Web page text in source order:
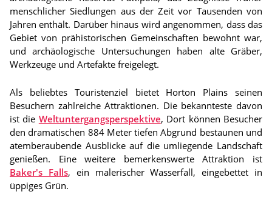
menschlicher Siedlungen aus der Zeit vor Tausenden von
Jahren enthält. Darüber hinaus wird angenommen, dass das
Gebiet von prähistorischen Gemeinschaften bewohnt war,
und archäologische Untersuchungen haben alte Gräber,
Werkzeuge und Artefakte freigelegt.
Als beliebtes Touristenziel bietet Horton Plains seinen
Besuchern zahlreiche Attraktionen. Die bekannteste davon
ist die Weltuntergangsperspektive, Dort können Besucher
den dramatischen 884 Meter tiefen Abgrund bestaunen und
atemberaubende Ausblicke auf die umliegende Landschaft
genießen. Eine weitere bemerkenswerte Attraktion ist
Baker's Falls, ein malerischer Wasserfall, eingebettet in
üppiges Grün.